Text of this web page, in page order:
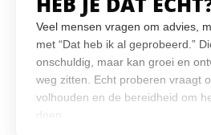
Veel mensen vragen om advies,
met “Dat heb ik al geprobeerd.”
onschuldig, maar kan groei en
weg zitten. Echt proberen vraagt
volhouden en de bereidheid om